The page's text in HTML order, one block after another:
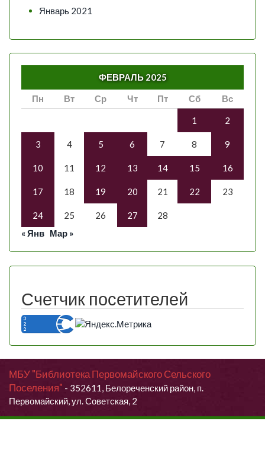
Январь 2021
ФЕВРАЛЬ 2025
Пн
Вт Ср Чт Пт Сб Вс
1 2
3 4 5 6 7 8 9
10 11 12 13 14 15 16
17 18 19 20 21 22 23
24 25 26 27
28
« Янв Мар »
Счетчик посетителей
МБУ "Библиотека Первомайского Сельского
Поселения" - 352611, Белореченский район, п.
Первомайский, ул. Советская, 2